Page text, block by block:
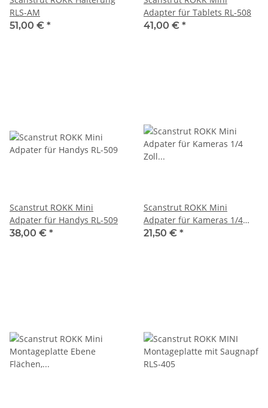
RLS-AM
51,00 € *
Adapter für Tablets RL-508
41,00 € *
Scanstrut ROKK Mini
Adpater für Handys RL-509
38,00 € *
Scanstrut ROKK Mini
Adpater für Kameras 1/4
21,50 € *